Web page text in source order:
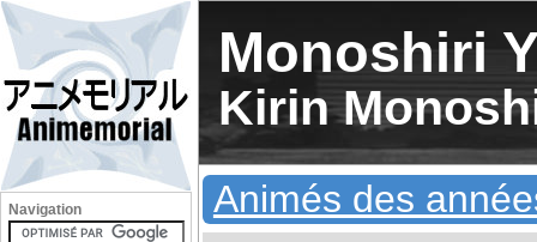
Monoshiri
Kirin
Animés des
Navigation